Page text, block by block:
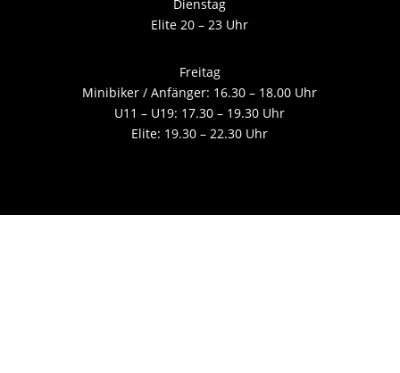
Dienstag
Elite 20 – 23 Uhr
Freitag
Minibiker / Anfänger: 16.30 – 18.00 Uhr
U11 – U19: 17.30 – 19.30 Uhr
Elite: 19.30 – 22.30 Uhr